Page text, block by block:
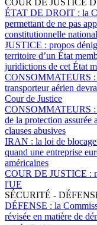
ÉTAT DE DROIT : la
permettant de ne pas
constitutionnelle
JUSTICE : propos
territoire d’un État
juridictions de cet État
CONSOMMATEURS :
transporteur aérien
Cour de Justice
CONSOMMATEURS :
de la protection assurée
clauses abusives
IRAN : la loi de
quand une entreprise
américaines
COUR DE JUSTICE :
l'UE
SÉCURITÉ -
DÉFENSE : la
révisée en matière de